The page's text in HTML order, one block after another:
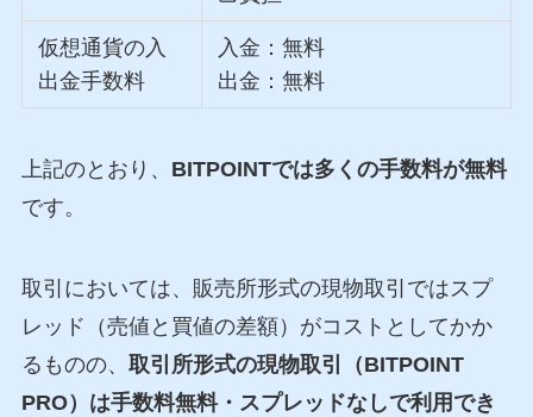
仮想通貨の入
出金手数料
入金：無料
出金：無料
上記のとおり、 BITPOINTでは多くの手数料が無料
です。
取引においては、販売所形式の現物取引ではスプ
レッド（売値と買値の差額）がコストとしてかか
るものの、 取引所形式の現物取引（BITPOINT
PRO）は手数料無料・スプレッドなしで利用でき